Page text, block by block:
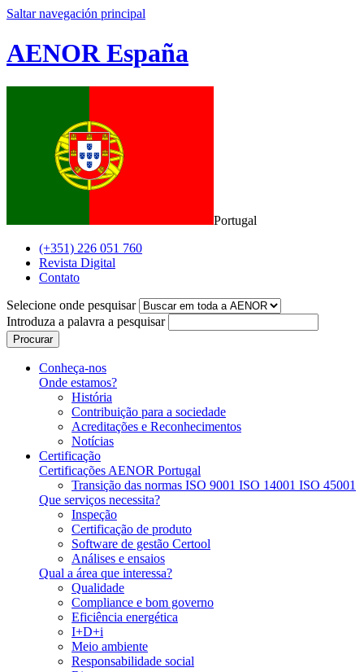
Saltar navegación principal
AENOR España
Portugal
(+351) 226 051 760
Revista Digital
Contato
Selecione onde pesquisar
Introduza a palavra a pesquisar
Procurar
Conheça-nos
Onde estamos?
História
Contribuição para a sociedade
Acreditações e Reconhecimentos
Notícias
Certificação
Certificações AENOR Portugal
Transição das normas ISO 9001 ISO 14001 ISO 45001
Que serviços necessita?
Inspeção
Certificação de produto
Software de gestão Certool
Análises e ensaios
Qual a área que interessa?
Qualidade
Compliance e bom governo
Eficiência energética
I+D+i
Meio ambiente
Responsabilidade social